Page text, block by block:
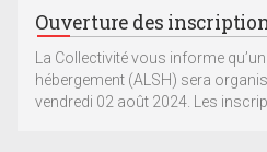
Ouverture des
La Collectivité vous informe
hébergement (ALSH) sera
vendredi 02 août 2024. Les